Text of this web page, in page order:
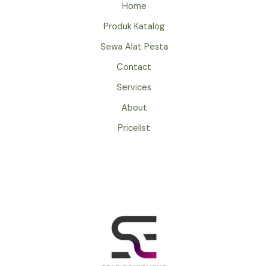
Home
Produk Katalog
Sewa Alat Pesta
Contact
Services
About
Pricelist